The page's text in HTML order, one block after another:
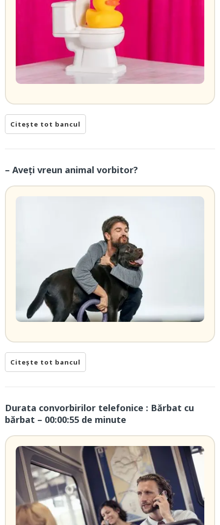
Citește tot bancul
– Aveți vreun animal vorbitor?
Citește tot bancul
Durata convorbirilor telefonice : Bărbat cu
bărbat – 00:00:55 de minute